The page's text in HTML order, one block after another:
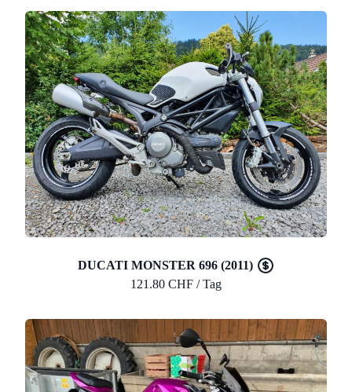
DUCATI MONSTER 696 (2011)
121.80 CHF / Tag